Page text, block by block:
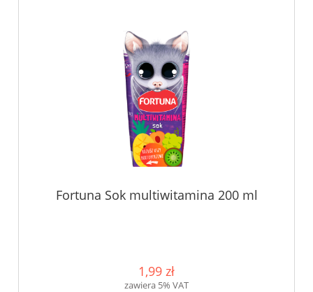
Fortuna Sok multiwitamina 200 ml
1,99 zł
zawiera 5% VAT